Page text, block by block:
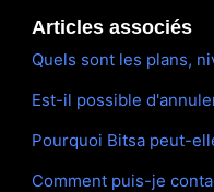
Articles associés
Quels sont les plans,
Est-il possible
Pourquoi Bitsa peut-
Comment puis-je